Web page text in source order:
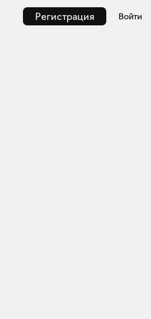
Регистрация Войти